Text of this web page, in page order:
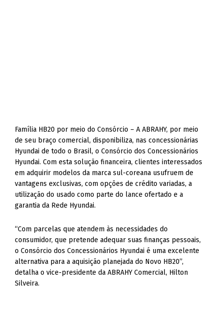
Família HB20 por meio do Consórcio – A ABRAHY, por meio
de seu braço comercial, disponibiliza, nas concessionárias
Hyundai de todo o Brasil, o Consórcio dos Concessionários
Hyundai. Com esta solução financeira, clientes interessados
em adquirir modelos da marca sul-coreana usufruem de
vantagens exclusivas, com opções de crédito variadas, a
utilização do usado como parte do lance ofertado e a
garantia da Rede Hyundai.
“Com parcelas que atendem às necessidades do
consumidor, que pretende adequar suas finanças pessoais,
o Consórcio dos Concessionários Hyundai é uma excelente
alternativa para a aquisição planejada do Novo HB20”,
detalha o vice-presidente da ABRAHY Comercial, Hilton
Silveira.